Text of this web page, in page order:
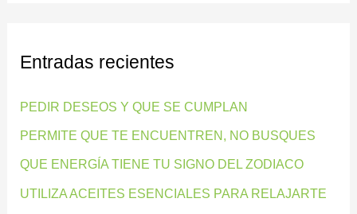
a
p
o
r
:
Entradas recientes
PEDIR DESEOS Y QUE SE CUMPLAN
PERMITE QUE TE ENCUENTREN, NO BUSQUES
QUE ENERGÍA TIENE TU SIGNO DEL ZODIACO
UTILIZA ACEITES ESENCIALES PARA RELAJARTE